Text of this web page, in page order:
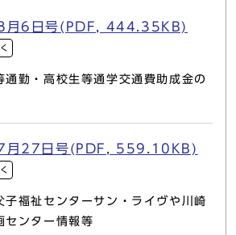
月6日号(PDF, 444.35KB)
通勤・高校生等通学交通費助成金の
月27日号(PDF, 559.10KB)
子福祉センターサン・ライヴや川崎
センター情報等